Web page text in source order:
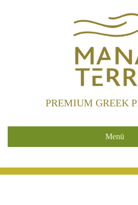
PREMIUM GREEK
Menü